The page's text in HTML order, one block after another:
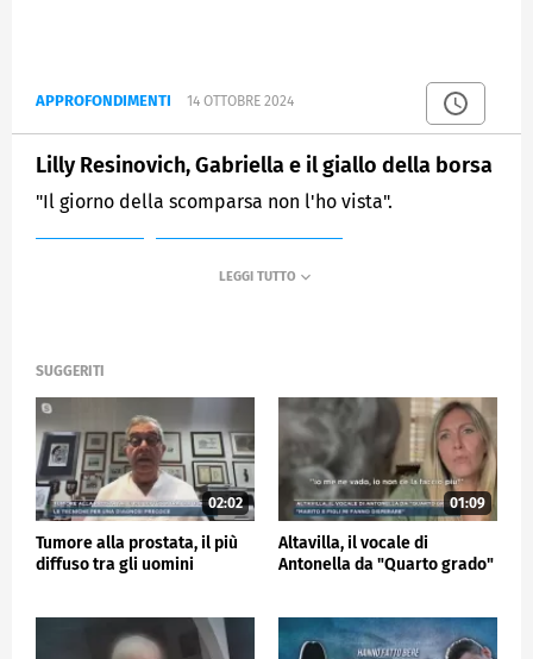
APPROFONDIMENTI 14 OTTOBRE 2024
Lilly Resinovich, Gabriella e il giallo della borsa
"Il giorno della scomparsa non l'ho vista".
SUGGERITI
02:02
Tumore alla prostata, il più
diffuso tra gli uomini
01:09
Altavilla, il vocale di
Antonella da "Quarto grado"